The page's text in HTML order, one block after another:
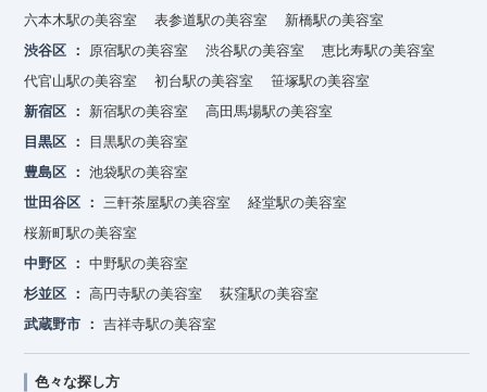
六本木駅の美容室
表参道駅の美容室
新橋駅の美容室
渋谷区
原宿駅の美容室 渋谷駅の美容室
恵比寿駅の美容室
代官山駅の美容室
初台駅の美容室
笹塚駅の美容室
新宿区
新宿駅の美容室
高田馬場駅の美容室
目黒区
目黒駅の美容室
豊島区
池袋駅の美容室
世田谷区
三軒茶屋駅の美容室
経堂駅の美容室
桜新町駅の美容室
中野区
中野駅の美容室
杉並区
高円寺駅の美容室
荻窪駅の美容室
武蔵野市
吉祥寺駅の美容室
色々な探し方